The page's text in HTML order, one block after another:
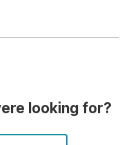
looking for?